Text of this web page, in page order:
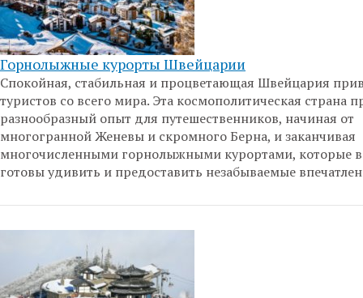
Горнолыжные курорты Швейцарии
Спокойная, стабильная и процветающая Швейцария
туристов со всего мира. Эта космополитическая страна
разнообразный опыт для путешественников, начиная от
многогранной Женевы и скромного Берна, и заканчивая
многочисленными горнолыжными курортами, которые
готовы удивить и предоставить незабываемые